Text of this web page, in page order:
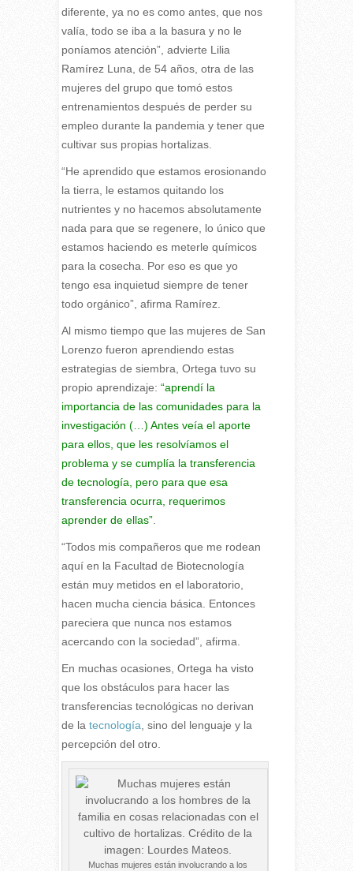
diferente, ya no es como antes, que nos
valía, todo se iba a la basura y no le
poníamos atención”, advierte Lilia
Ramírez Luna, de 54 años, otra de las
mujeres del grupo que tomó estos
entrenamientos después de perder su
empleo durante la pandemia y tener que
cultivar sus propias hortalizas.
“He aprendido que estamos erosionando
la tierra, le estamos quitando los
nutrientes y no hacemos absolutamente
nada para que se regenere, lo único que
estamos haciendo es meterle químicos
para la cosecha. Por eso es que yo
tengo esa inquietud siempre de tener
todo orgánico”, afirma Ramírez.
Al mismo tiempo que las mujeres de San
Lorenzo fueron aprendiendo estas
estrategias de siembra, Ortega tuvo su
propio aprendizaje: “aprendí la
importancia de las comunidades para la
investigación (…) Antes veía el aporte
para ellos, que les resolvíamos el
problema y se cumplía la transferencia
de tecnología, pero para que esa
transferencia ocurra, requerimos
aprender de ellas”.
“Todos mis compañeros que me rodean
aquí en la Facultad de Biotecnología
están muy metidos en el laboratorio,
hacen mucha ciencia básica. Entonces
pareciera que nunca nos estamos
acercando con la sociedad”, afirma.
En muchas ocasiones, Ortega ha visto
que los obstáculos para hacer las
transferencias tecnológicas no derivan
de la tecnología, sino del lenguaje y la
percepción del otro.
Muchas mujeres están involucrando a los